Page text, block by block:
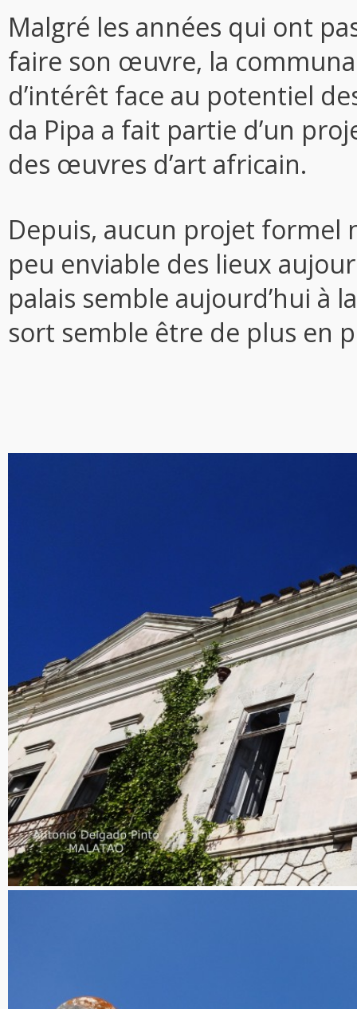
Malgré les années qui ont
faire son œuvre, la
d’intérêt face au potentiel
da Pipa a fait partie d’un
des œuvres d’art africain.
Depuis, aucun projet formel
peu enviable des lieux
palais semble aujourd’hui à
sort semble être de plus en